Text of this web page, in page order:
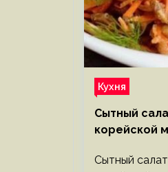
Кухня
Сытный
корейской
Сытный